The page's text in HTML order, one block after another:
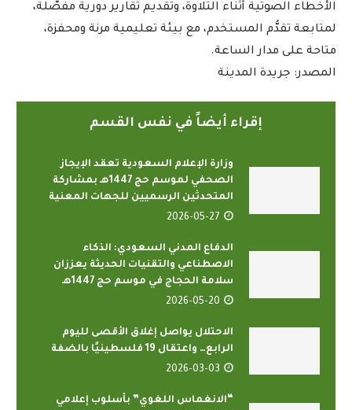
الأخطاء الصوتية أثناء التلاوة، وتقديم تقارير دورية مفصّلة،
لمتابعة تقدُّم المستخدم، مع بيئة تعليمية مرنة ومحفزة،
متاحة على مدار الساعة.
المصدر: جريدة المدينة
إقراء أيضاً في نفس القسم
وزارة الإعلام السعودية تعقد الإيجاز
الصحفي لموسم حج 1447هـ بمشاركة
المتحدثين الرسميين للجهات المعنية
2026-05-27
الدفاع المدني السعودي: الذكاء
الاصطناعي والتقنيات الحديثة يعززان
سلامة الحجاج في موسم حج 1447هـ
2026-05-20
الاحتلال يواصل إغلاق الأقصى لليوم
الرابع… واعتقال 19 فلسطينيًا بالضفة
2026-03-03
“الانغماس اللغوي” بأسلوب إعلامي